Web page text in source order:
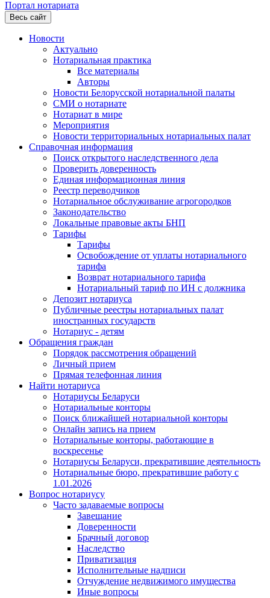
Портал нотариата
Весь сайт
Новости
Актуально
Нотариальная практика
Все материалы
Авторы
Новости Белорусской нотариальной палаты
СМИ о нотариате
Нотариат в мире
Мероприятия
Новости территориальных нотариальных палат
Справочная информация
Поиск открытого наследственного дела
Проверить доверенность
Единая информационная линия
Реестр переводчиков
Нотариальное обслуживание агрогородков
Законодательство
Локальные правовые акты БНП
Тарифы
Тарифы
Освобождение от уплаты нотариального
тарифа
Возврат нотариального тарифа
Нотариальный тариф по ИН с должника
Депозит нотариуса
Публичные реестры нотариальных палат
иностранных государств
Нотариус - детям
Обращения граждан
Порядок рассмотрения обращений
Личный прием
Прямая телефонная линия
Найти нотариуса
Нотариусы Беларуси
Нотариальные конторы
Поиск ближайшей нотариальной конторы
Онлайн запись на прием
Нотариальные конторы, работающие в
воскресенье
Нотариусы Беларуси, прекратившие деятельность
Нотариальные бюро, прекратившие работу с
1.01.2026
Вопрос нотариусу
Часто задаваемые вопросы
Завещание
Доверенности
Брачный договор
Наследство
Приватизация
Исполнительные надписи
Отчуждение недвижимого имущества
Иные вопросы